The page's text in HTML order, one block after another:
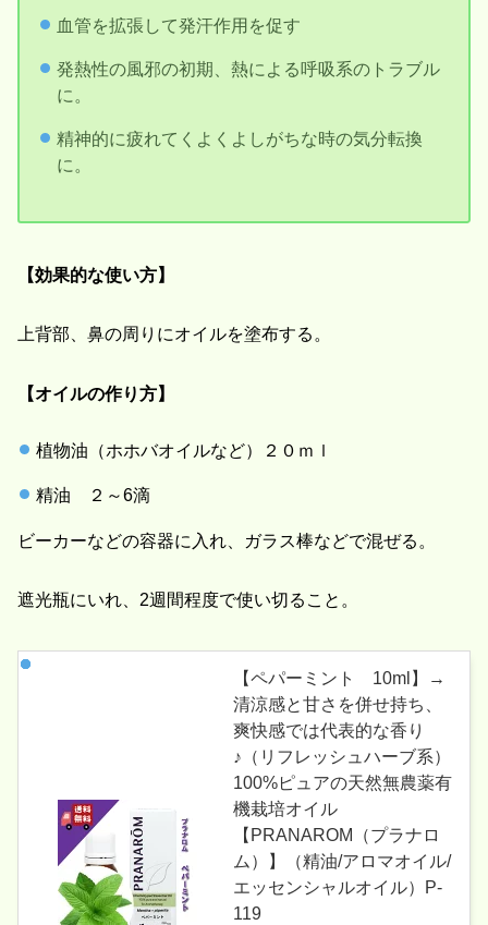
血管を拡張して発汗作用を促す
発熱性の風邪の初期、熱による呼吸系のトラブル
に。
精神的に疲れてくよくよしがちな時の気分転換
に。
【効果的な使い方】
上背部、鼻の周りにオイルを塗布する。
【オイルの作り方】
植物油（ホホバオイルなど）２０ｍｌ
精油 ２～6滴
ビーカーなどの容器に入れ、ガラス棒などで混ぜる。
遮光瓶にいれ、2週間程度で使い切ること。
【ペパーミント 10ml】→
清涼感と甘さを併せ持ち、
爽快感では代表的な香り
♪（リフレッシュハーブ系）
100%ピュアの天然無農薬有
機栽培オイル
【PRANAROM（プラナロ
ム）】（精油/アロマオイル/
エッセンシャルオイル）P-
119